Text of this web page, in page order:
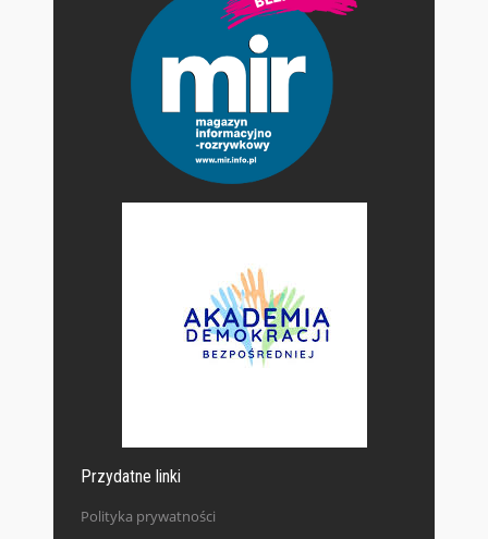
Przydatne linki
Polityka prywatności